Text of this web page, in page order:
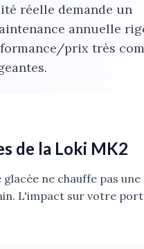
réelle demande un
annuelle
prix très
de la Loki MK2
ne chauffe pas une
L'impact sur votre